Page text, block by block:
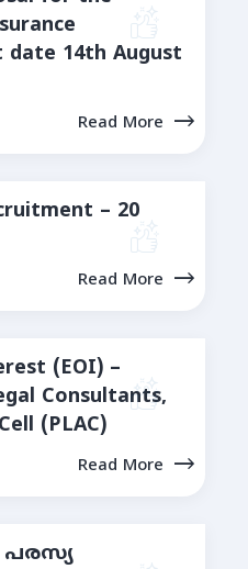
14th August
Read More
– 20
Read More
(EOI) –
Consultants,
(PLAC)
Read More
പരസ്യ